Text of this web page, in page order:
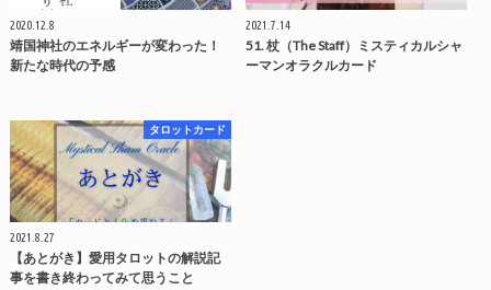
2020.12.8
靖国神社のエネルギーが変わった！
新たな時代の予感
2021.7.14
51. 杖（The Staff）ミスティカルシャ
ーマンオラクルカード
タロットカード
2021.8.27
【あとがき】愛用タロットの解説記
事を書き終わってみて思うこと